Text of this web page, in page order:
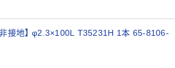
接地】 φ2.3×100L T35231H 1本 65-8106-